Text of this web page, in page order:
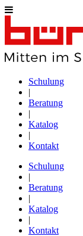
Schulung
|
Beratung
|
Katalog
|
Kontakt
Schulung
|
Beratung
|
Katalog
|
Kontakt